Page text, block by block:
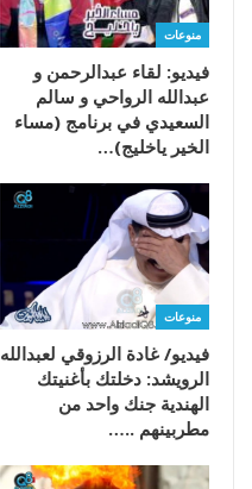
منوعات
فيديو: لقاء عبدالرحمن و
عبدالله الرواحي و سالم
السعيدي في برنامج (مساء
الخير ياخليج)…
منوعات
فيديو/ غادة الرزوقي لعبدالله
الرويشد: دخلتك بأغنيتك
الهندية جنك واحد من
مطربينهم ..…